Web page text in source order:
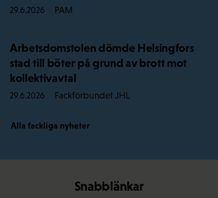
29.6.2026 PAM
Arbetsdomstolen dömde Helsingfors
stad till böter på grund av brott mot
kollektivavtal
29.6.2026 Fackförbundet JHL
Alla fackliga nyheter
Snabblänkar